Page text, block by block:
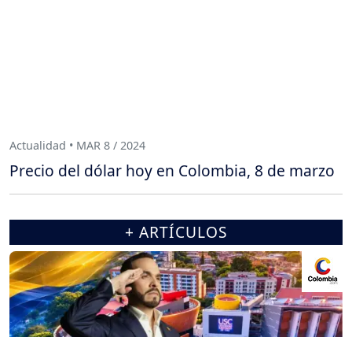
Actualidad • MAR 8 / 2024
Precio del dólar hoy en Colombia, 8 de marzo
+ ARTÍCULOS